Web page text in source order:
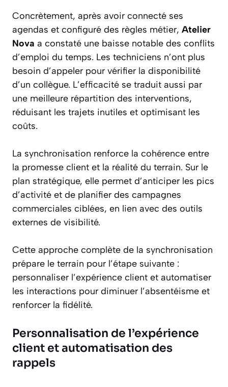
Concrètement, après avoir connecté ses
agendas et configuré des règles métier, Atelier
Nova a constaté une baisse notable des conflits
d’emploi du temps. Les techniciens n’ont plus
besoin d’appeler pour vérifier la disponibilité
d’un collègue. L’efficacité se traduit aussi par
une meilleure répartition des interventions,
réduisant les trajets inutiles et optimisant les
coûts.
La synchronisation renforce la cohérence entre
la promesse client et la réalité du terrain. Sur le
plan stratégique, elle permet d’anticiper les pics
d’activité et de planifier des campagnes
commerciales ciblées, en lien avec des outils
externes de visibilité.
Cette approche complète de la synchronisation
prépare le terrain pour l’étape suivante :
personnaliser l’expérience client et automatiser
les interactions pour diminuer l’absentéisme et
renforcer la fidélité.
Personnalisation de l’expérience
client et automatisation des
rappels